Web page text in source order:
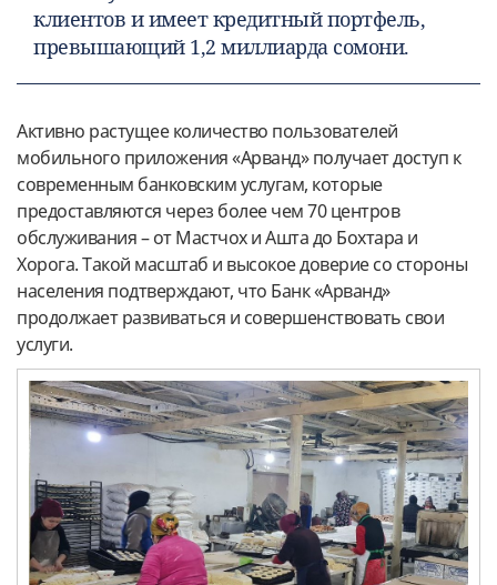
клиентов и имеет кредитный портфель,
превышающий 1,2 миллиарда сомони.
Активно растущее количество пользователей
мобильного приложения «Арванд» получает доступ к
современным банковским услугам, которые
предоставляются через более чем 70 центров
обслуживания – от Мастчох и Ашта до Бохтара и
Хорога. Такой масштаб и высокое доверие со стороны
населения подтверждают, что Банк «Арванд»
продолжает развиваться и совершенствовать свои
услуги.